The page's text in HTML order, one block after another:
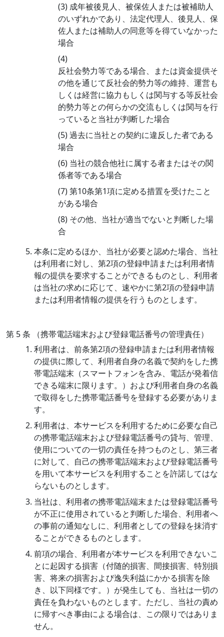
(3) 成年被後見人、被保佐人または被補助人
のいずれかであり、法定代理人、後見人、保
佐人または補助人の同意等を得ていなかった
場合
(4)
反社会勢力等である場合、または資金提供そ
の他を通じて反社会的勢力等の維持、運営も
しくは経営に協力もしくは関与する等反社会
的勢力等との何らかの交流もしくは関与を行
っていると当社が判断した場合
(5) 過去に当社との契約に違反した者である
場合
(6) 当社の競合他社に属する者またはその関
係者等である場合
(7) 第10条第1項に定める措置を受けたこと
がある場合
(8) その他、当社が適当でないと判断した場
合
本条に定めるほか、当社が必要と認めた場合、当社
は利用者に対し、第2項の登録申請または利用者情
報の提供を要求することができるものとし、利用者
は当社の求めに応じて、速やかに第2項の登録申請
または利用者情報の提供を行うものとします。
第 5 条 （携帯電話端末および登録電話番号の管理責任）
利用者は、前条第2項の登録申請または利用者情報
の提供に際して、利用者自身の名義で契約をした携
帯電話端末（スマートフォンを含み、電話が発着信
できる端末に限ります。）および利用者自身の名義
で取得をした携帯電話番号を登録する必要がありま
す。
利用者は、本サービスを利用するために必要な自己
の携帯電話端末および登録電話番号の貸与、管理、
使用についての一切の責任を持つものとし、第三者
に対して、自己の携帯電話端末および登録電話番号
を用いて本サービスを利用することを許諾してはな
らないものとします。
当社は、利用者の携帯電話端末または登録電話番号
が不正に使用されていると判断した場合、利用者へ
の事前の通知なしに、利用者としての登録を抹消す
ることができるものとします。
前項の場合、利用者が本サービスを利用できないこ
とに起因する損害（付随的損害、間接損害、特別損
害、将来の損害および逸失利益にかかる損害を除
き、以下同様です。）が発生しても、当社は一切の
責任を負わないものとします。ただし、当社の責め
に帰すべき事由による場合は、この限りではありま
せん。